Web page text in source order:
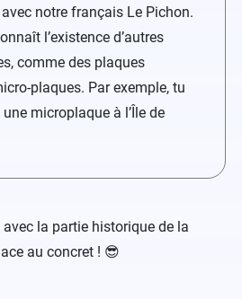
notre français Le Pichon.
l’existence d’autres
comme des plaques
plaques. Par exemple, tu
microplaque à l’Île de
la partie historique de la
au concret ! 😎